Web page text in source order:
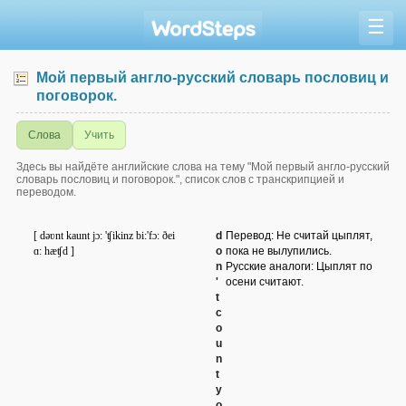
☰
Мой первый англо-русский словарь пословиц и
поговорок.
Слова Учить
Здесь вы найдёте английские слова на тему "Мой первый англо-русский
словарь пословиц и поговорок.", список слов с транскрипцией и
переводом.
d
o
n
'
t
c
o
u
n
t
y
[ dəʋnt kaunt jɔ: 'ʧikinz bi:'fɔ: ðei
ɑ: hæʧd ]
Перевод: He считай цыплят,
пока не вылупились.
Русские аналоги: Цыплят по
осени считают.